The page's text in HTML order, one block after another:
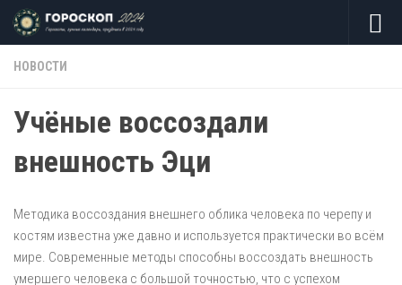
Skip to content
НОВОСТИ
Учёные воссоздали
внешность Эци
Методика воссоздания внешнего облика человека по черепу и
костям известна уже давно и используется практически во всём
мире. Современные методы способны воссоздать внешность
умершего человека с большой точностью, что с успехом